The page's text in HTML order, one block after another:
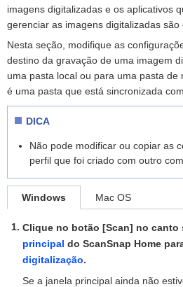
imagens digitalizadas e os aplicativos
gerenciar as imagens digitalizadas são
Nesta seção, modifique as
destino da gravação de uma imagem
uma pasta local ou para uma pasta de
é uma pasta que está sincronizada
DICA
Não pode modificar ou copiar as
perfil que foi criado com outro
Windows
Clique no botão [Scan] no canto
principal do ScanSnap Home
digitalização.
Se a janela principal ainda não
Mac OS